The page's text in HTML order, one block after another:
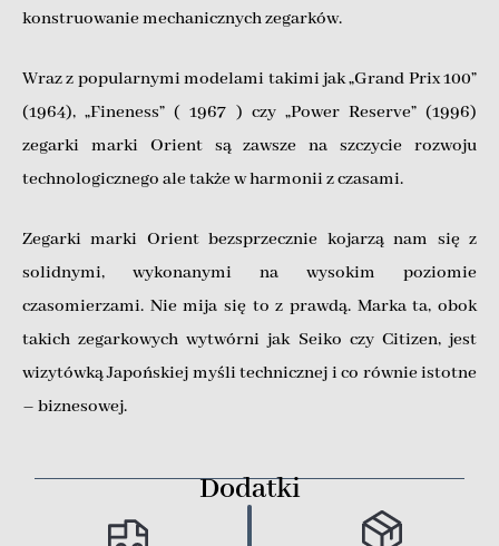
konstruowanie mechanicznych zegarków.
Wraz z popularnymi modelami takimi jak „Grand Prix 100”
(1964), „Fineness” ( 1967 ) czy „Power Reserve” (1996)
zegarki marki Orient są zawsze na szczycie rozwoju
technologicznego ale także w harmonii z czasami.
Zegarki marki Orient bezsprzecznie kojarzą nam się z
solidnymi, wykonanymi na wysokim poziomie
czasomierzami. Nie mija się to z prawdą. Marka ta, obok
takich zegarkowych wytwórni jak Seiko czy Citizen, jest
wizytówką Japońskiej myśli technicznej i co równie istotne
– biznesowej.
Dodatki